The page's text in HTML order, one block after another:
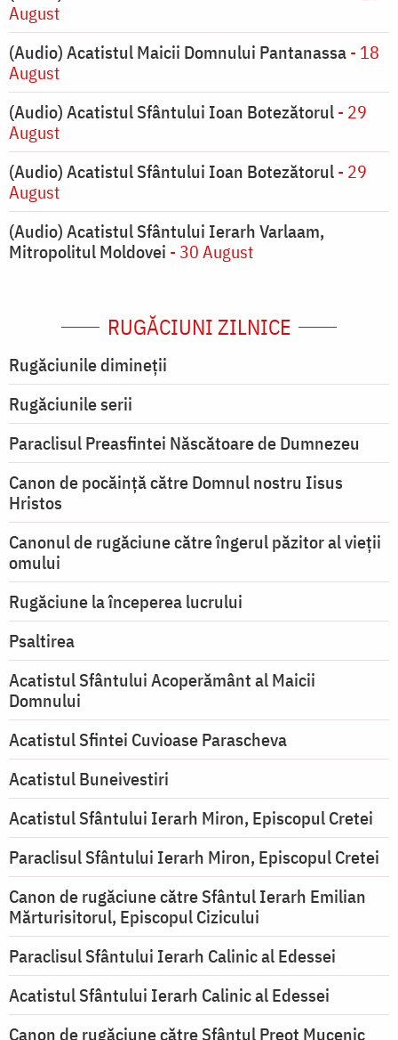
August
(Audio) Acatistul Maicii Domnului Pantanassa- 18
August
(Audio) Acatistul Sfântului Ioan Botezătorul- 29
August
(Audio) Acatistul Sfântului Ioan Botezătorul- 29
August
(Audio) Acatistul Sfântului Ierarh Varlaam,
Mitropolitul Moldovei - 30 August
RUGĂCIUNI ZILNICE
Rugăciunile dimineții
Rugăciunile serii
Paraclisul Preasfintei Născătoare de Dumnezeu
Canon de pocăință către Domnul nostru Iisus
Hristos
Canonul de rugăciune către îngerul păzitor al vieții
omului
Rugăciune la începerea lucrului
Psaltirea
Acatistul Sfântului Acoperământ al Maicii
Domnului
Acatistul Sfintei Cuvioase Parascheva
Acatistul Buneivestiri
Acatistul Sfântului Ierarh Miron, Episcopul Cretei
Paraclisul Sfântului Ierarh Miron, Episcopul Cretei
Canon de rugăciune către Sfântul Ierarh Emilian
Mărturisitorul, Episcopul Cizicului
Paraclisul Sfântului Ierarh Calinic al Edessei
Acatistul Sfântului Ierarh Calinic al Edessei
Canon de rugăciune către Sfântul Preot Mucenic